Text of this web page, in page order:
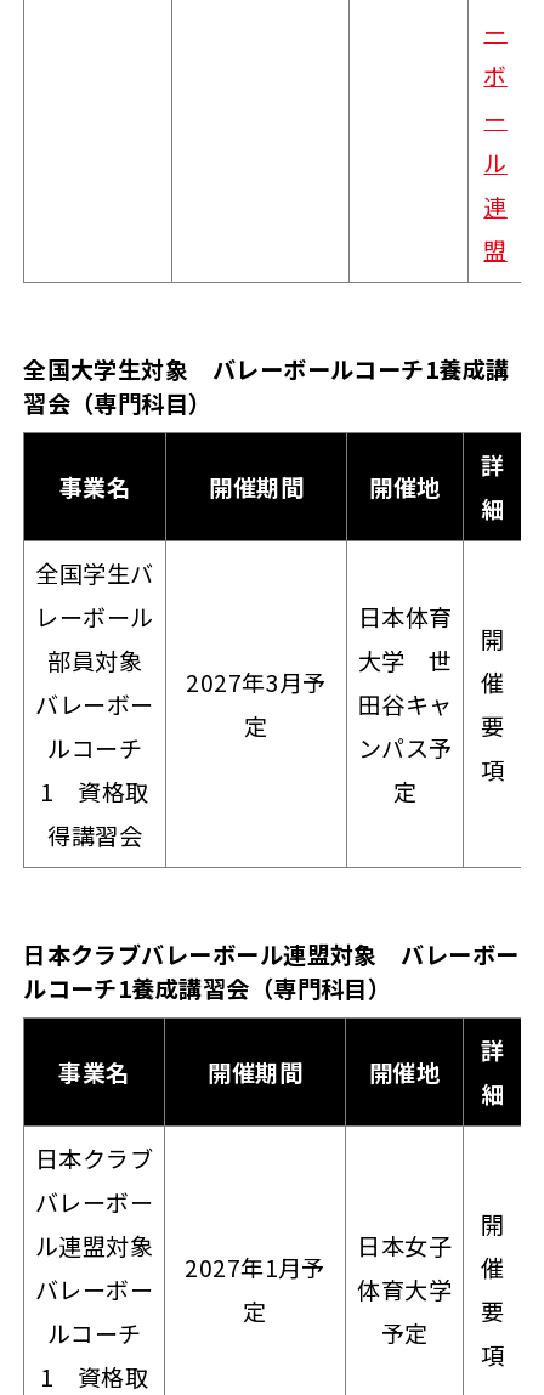
ー
ボ
ー
ル
連
盟
全国大学生対象 バレーボールコーチ1養成講
習会（専門科目）
事業名 開催期間 開催地
詳
細
全国学生バ
レーボール
部員対象
バレーボー
ルコーチ
1 資格取
得講習会
2027年3月予
定
日本体育
大学 世
田谷キャ
ンパス予
定
開
催
要
項
日本クラブバレーボール連盟対象 バレーボー
ルコーチ1養成講習会（専門科目）
事業名 開催期間 開催地
詳
細
日本クラブ
バレーボー
ル連盟対象
バレーボー
ルコーチ
1 資格取
2027年1月予
定
日本女子
体育大学
予定
開
催
要
項